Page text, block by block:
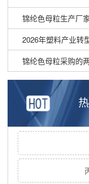
2026年塑料产业转
锦纶色母粒采购的